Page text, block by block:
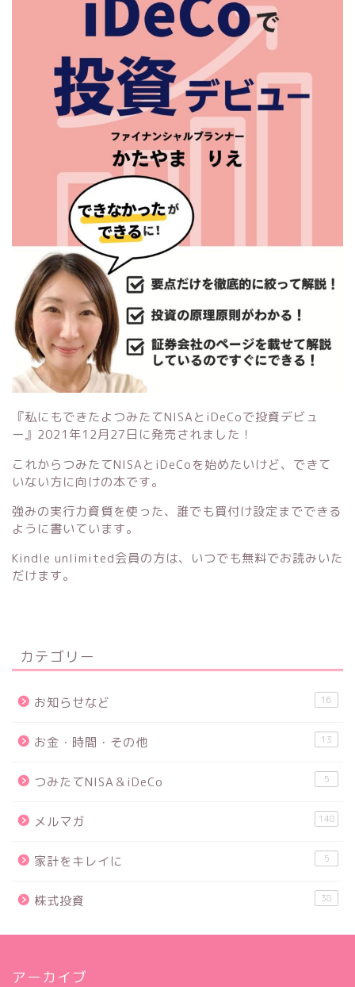
『私にもできたよつみたてNISAとiDeCoで投資デビュ
ー』 2021年12月27日に発売されました！
これからつみたてNISAとiDeCoを始めたいけど、できて
いない方に向けの本です。
強みの実行力資質を使った、誰でも買付け設定までできる
ように書いています。
Kindle unlimited会員の方は、いつでも無料でお読みいた
だけます。
カテゴリー
お知らせなど 16
お金・時間・その他 13
つみたてNISA＆iDeCo 5
メルマガ 148
家計をキレイに 5
株式投資 38
アーカイブ